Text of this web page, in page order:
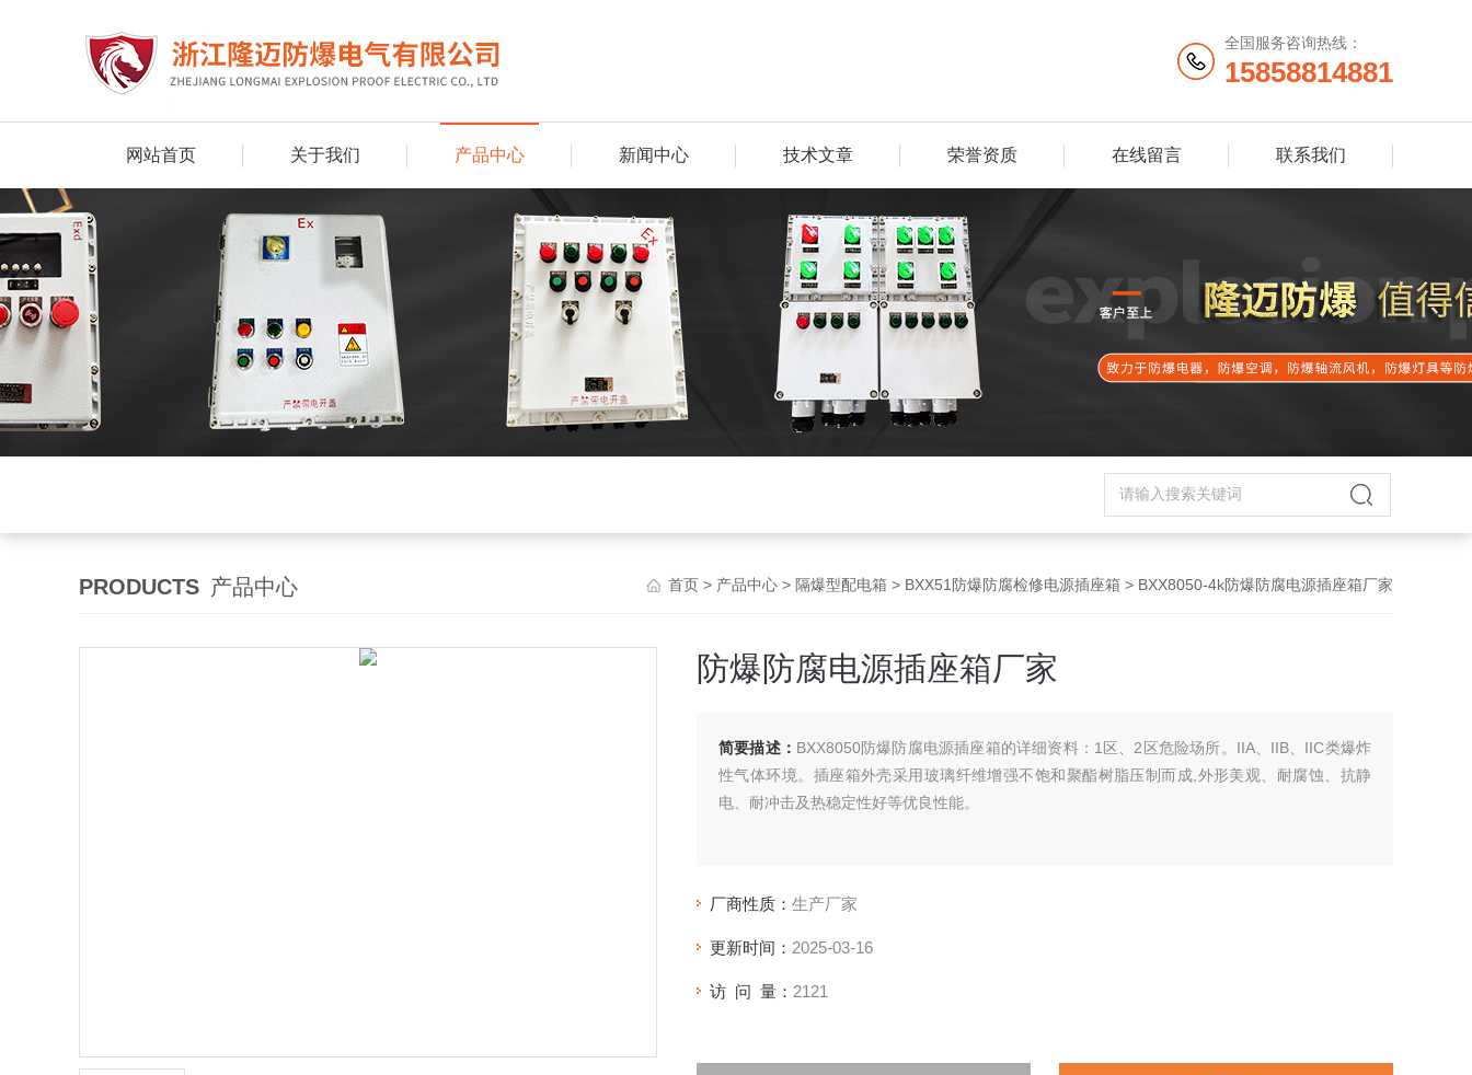
全国服务咨询热线：
15858814881
网站首页 关于我们 产品中心 新闻中心 技术文章 荣誉资质 在线留言 联系我们
PRODUCTS 产品中心 首页 > 产品中心 > 隔爆型配电箱 > BXX51防爆防腐检修电源插座箱 > BXX8050-4k防爆防腐电源插座箱厂家
防爆防腐电源插座箱厂家
简要描述： BXX8050防爆防腐电源插座箱的详细资料：1区、2区危险场所。IIA、IIB、IIC类爆炸
性气体环境。插座箱外壳采用玻璃纤维增强不饱和聚酯树脂压制而成,外形美观、耐腐蚀、抗静
电、耐冲击及热稳定性好等优良性能。
厂商性质： 生产厂家
更新时间： 2025-03-16
访 问 量： 2121